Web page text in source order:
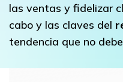
las ventas y fidelizar
cabo y las claves del
tendencia que no